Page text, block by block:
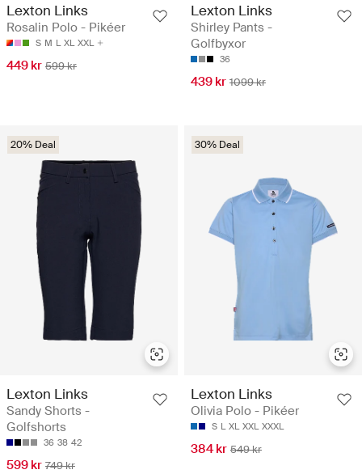
Lexton Links
Rosalin Polo - Pikéer
S M L XL XXL
449 kr 599 kr
Lexton Links
Shirley Pants -
Golfbyxor
36
439 kr 1099 kr
20% Deal
Lexton Links
Sandy Shorts -
Golfshorts
36 38 42
599 kr 749 kr
30% Deal
Lexton Links
Olivia Polo - Pikéer
S L XL XXL XXXL
384 kr 549 kr